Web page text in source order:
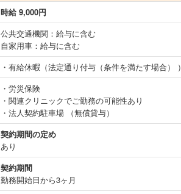
時給 9,000円
公共交通機関：給与に含む
自家用車：給与に含む
・有給休暇（法定通り付与（条件を満たす場合） ）
・労災保険
・関連クリニックでご勤務の可能性あり
・法人契約駐車場 （無償貸与）
契約期間の定め
あり
契約期間
勤務開始日から3ヶ月